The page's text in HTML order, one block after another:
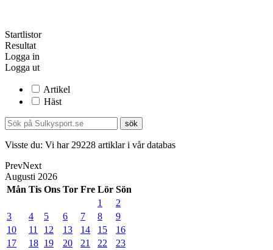
Startlistor
Resultat
Logga in
Logga ut
Artikel
Häst
Visste du: Vi har 29228 artiklar i vår databas
PrevNext
Augusti 2026
Mån Tis Ons Tor Fre Lör Sön
1
2
3
4 5 6 7 8
9
10
11 12 13 14 15
16
17
18 19 20 21 22
23